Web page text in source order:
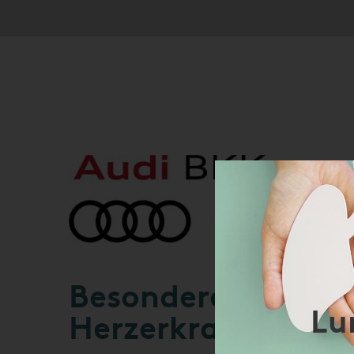
Besonderer
Herzerkrankungen